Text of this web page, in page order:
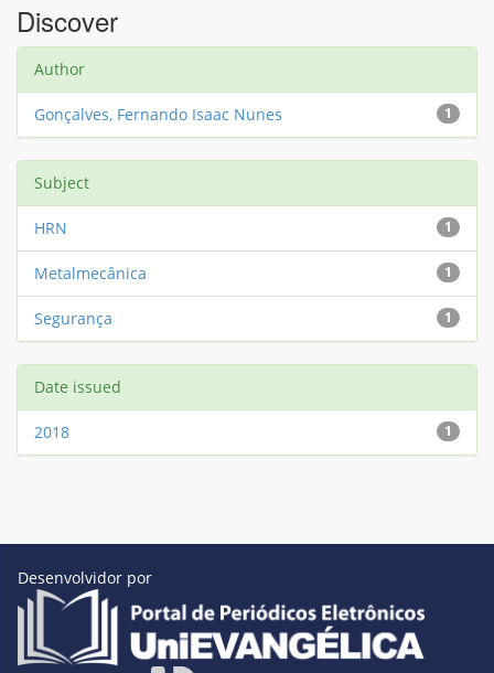
Discover
Author
1
Gonçalves, Fernando Isaac Nunes
Subject
1
HRN
1
Metalmecânica
1
Segurança
Date issued
1
2018
Desenvolvidor por